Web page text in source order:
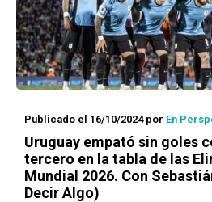
Publicado el 16/10/2024por En
Uruguay empató sin goles
tercero en la tabla de las
Mundial 2026. Con
Decir Algo)